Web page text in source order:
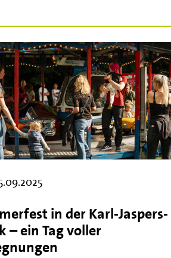
in der Karl-Jaspers-
– ein Tag voller